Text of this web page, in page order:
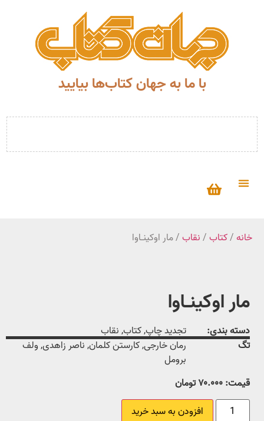
با ما به جهان کتاب‌ها بیایید
خانه / کتاب / نقاب / مار اوکینـاوا
مار اوکینـاوا
دسته بندی: تجدید چاپ, کتاب, نقاب
تگ
رمان خارجی, کارستن کلمان, ناصر زاهدی, ولف
برومل
قیمت: ۷۰.۰۰۰ تومان
افزودن به سبد خرید